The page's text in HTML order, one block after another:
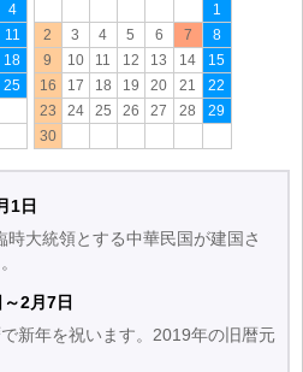
4
11
18
25
1
2
3 4 5 6 7
8
9
10 11 12 13 14
15
16
17 18 19 20 21
22
23
24 25 26 27 28
29
30
1日
大統領とする中華民国が建国さ
2月7日
新年を祝います。2019年の旧暦元